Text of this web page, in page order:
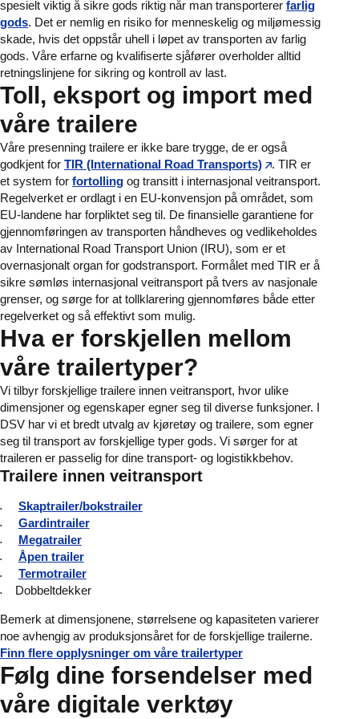
spesielt viktig å sikre gods riktig når man transporterer farlig
gods. Det er nemlig en risiko for menneskelig og miljømessig
skade, hvis det oppstår uhell i løpet av transporten av farlig
gods. Våre erfarne og kvalifiserte sjåfører overholder alltid
retningslinjene for sikring og kontroll av last.
Toll, eksport og import med
våre trailere
Våre presenning trailere er ikke bare trygge, de er også
godkjent for TIR (International Road Transports)
. TIR er
et system for fortolling og transitt i internasjonal veitransport.
Regelverket er ordlagt i en EU-konvensjon på området, som
EU-landene har forpliktet seg til. De finansielle garantiene for
gjennomføringen av transporten håndheves og vedlikeholdes
av International Road Transport Union (IRU), som er et
overnasjonalt organ for godstransport. Formålet med TIR er å
sikre sømløs internasjonal veitransport på tvers av nasjonale
grenser, og sørge for at tollklarering gjennomføres både etter
regelverket og så effektivt som mulig.
Hva er forskjellen mellom
våre trailertyper?
Vi tilbyr forskjellige trailere innen veitransport, hvor ulike
dimensjoner og egenskaper egner seg til diverse funksjoner. I
DSV har vi et bredt utvalg av kjøretøy og trailere, som egner
seg til transport av forskjellige typer gods. Vi sørger for at
traileren er passelig for dine transport- og logistikkbehov.
Trailere innen veitransport
Skaptrailer/bokstrailer
Gardintrailer
Megatrailer
Åpen trailer
Termotrailer
Dobbeltdekker
Bemerk at dimensjonene, størrelsene og kapasiteten varierer
noe avhengig av produksjonsåret for de forskjellige trailerne.
Finn flere opplysninger om våre trailertyper
Følg dine forsendelser med
våre digitale verktøy